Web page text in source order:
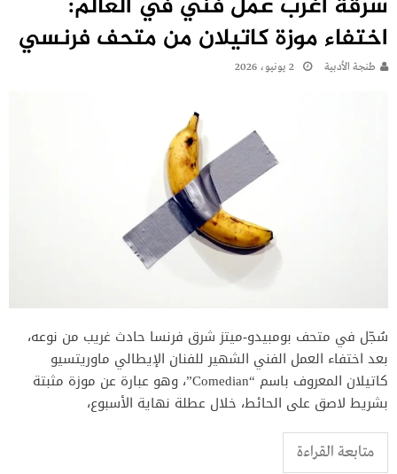
اختفاء موزة كاتيلان من متحف فرنسي
طنجة الأدبية 2 يونيو، 2026
سُجّل في متحف بومبيدو-ميتز شرق فرنسا حادث غريب من نوعه،
بعد اختفاء العمل الفني الشهير للفنان الإيطالي ماوريتسيو
كاتيلان المعروف باسم “Comedian”، وهو عبارة عن موزة مثبتة
بشريط لاصق على الحائط، خلال عطلة نهاية الأسبوع،
متابعة القراءة